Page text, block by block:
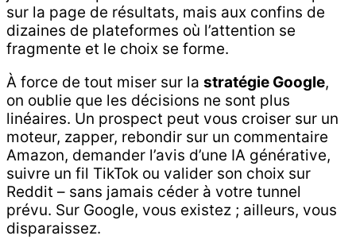
sur la page de résultats, mais aux confins de
dizaines de plateformes où l’attention se
fragmente et le choix se forme.
À force de tout miser sur la stratégie Google,
on oublie que les décisions ne sont plus
linéaires. Un prospect peut vous croiser sur un
moteur, zapper, rebondir sur un commentaire
Amazon, demander l’avis d’une IA générative,
suivre un fil TikTok ou valider son choix sur
Reddit – sans jamais céder à votre tunnel
prévu. Sur Google, vous existez ; ailleurs, vous
disparaissez.